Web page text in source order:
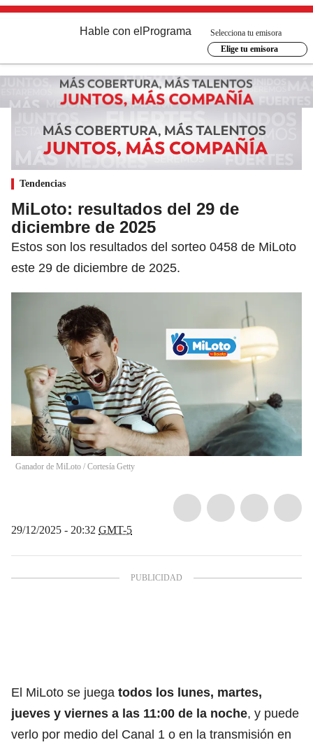
Hable con el Programa
Selecciona tu emisora
Elige tu emisora
Tendencias
MiLoto: resultados del 29 de
diciembre de 2025
Estos son los resultados del sorteo 0458 de MiLoto
este 29 de diciembre de 2025.
Ganador de MiLoto / Cortesía Getty
29/12/2025 - 20:32 GMT-5
El MiLoto se juega todos los lunes, martes,
jueves y viernes a las 11:00 de la noche, y puede
verlo por medio del Canal 1 o en la transmisión en